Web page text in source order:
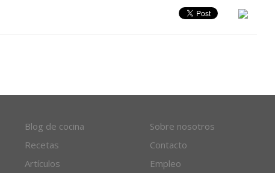
Blog de cocina
Recetas
Artículos
Sobre nosotros
Contacto
Empleo